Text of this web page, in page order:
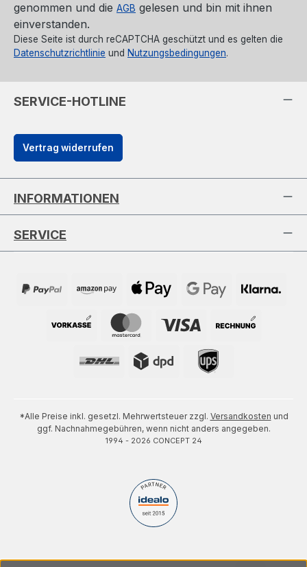
genommen und die AGB gelesen und bin mit ihnen
einverstanden.
Diese Seite ist durch reCAPTCHA geschützt und es gelten die
Datenschutzrichtlinie und Nutzungsbedingungen.
SERVICE-HOTLINE
Vertrag widerrufen
INFORMATIONEN
SERVICE
*Alle Preise inkl. gesetzl. Mehrwertsteuer zzgl. Versandkosten und
ggf. Nachnahmegebühren, wenn nicht anders angegeben.
1994 - 2026 CONCEPT 24